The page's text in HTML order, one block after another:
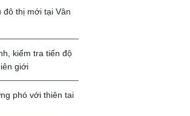
đô thị mới tại Vân
kiểm tra tiến độ
giới
phó với thiên tai